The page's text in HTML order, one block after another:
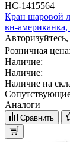
НС-1415564
Кран шаровой
вн-
Розничная цена:
Наличие:
Наличие:
Наличие на
Аналоги
Сравнить